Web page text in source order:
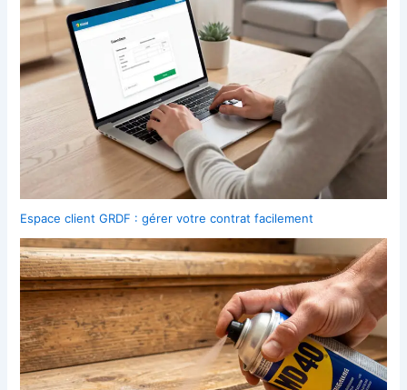
Espace client GRDF : gérer votre contrat facilement